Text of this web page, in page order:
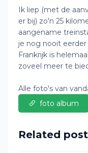
Ik liep (met de
er bij) zo'n 25
aangename
je nog nooit
Frankrijk is
zoveel meer te
Alle foto's van
foto album
Related